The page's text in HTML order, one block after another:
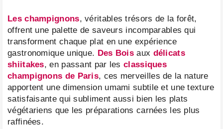
Les champignons, véritables trésors de la forêt,
offrent une palette de saveurs incomparables qui
transforment chaque plat en une expérience
gastronomique unique. Des Bois aux délicats
shiitakes, en passant par lesclassiques
champignons de Paris, ces merveilles de la nature
apportent une dimension umami subtile et une texture
satisfaisante qui subliment aussi bien les plats
végétariens que les préparations carnées les plus
raffinées.